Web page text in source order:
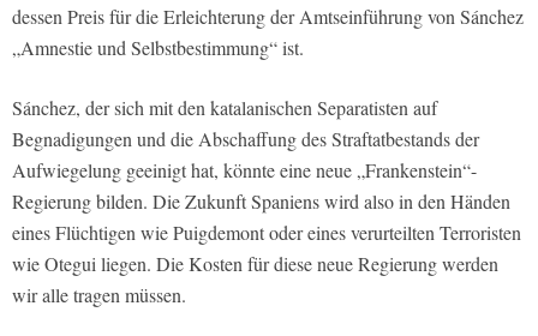
dessen Preis für die Erleichterung der Amtseinführung von Sánchez
„Amnestie und Selbstbestimmung“ ist.
Sánchez, der sich mit den katalanischen Separatisten auf
Begnadigungen und die Abschaffung des Straftatbestands der
Aufwiegelung geeinigt hat, könnte eine neue „Frankenstein“-
Regierung bilden. Die Zukunft Spaniens wird also in den Händen
eines Flüchtigen wie Puigdemont oder eines verurteilten Terroristen
wie Otegui liegen. Die Kosten für diese neue Regierung werden
wir alle tragen müssen.